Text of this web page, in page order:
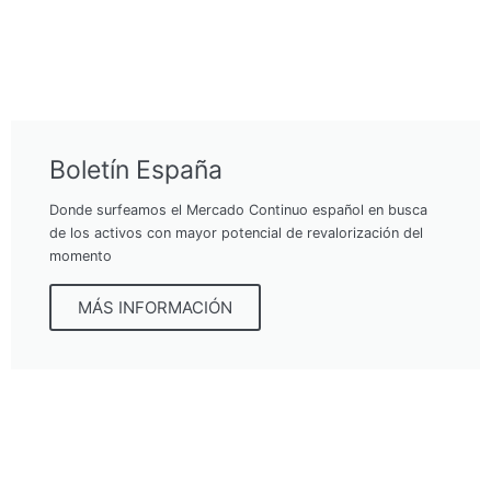
Boletín España
Donde surfeamos el Mercado Continuo español en busca
de los activos con mayor potencial de revalorización del
momento
MÁS INFORMACIÓN